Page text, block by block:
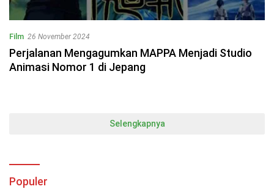
Film 26 November 2024
Perjalanan Mengagumkan MAPPA Menjadi Studio
Animasi Nomor 1 di Jepang
Selengkapnya
Populer